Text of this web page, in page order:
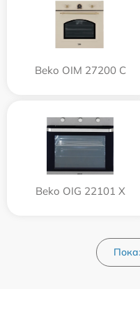
Beko OIM 27200 C
Beko OIG 22101 X